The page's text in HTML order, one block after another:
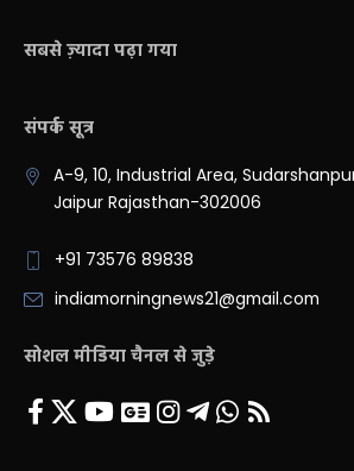
सबसे ज़्यादा पढ़ा गया
संपर्क सूत्र
A-9, 10, Industrial Area,
Jaipur Rajasthan-302006
+91 73576 89838
indiamorningnews21@gmail.com
सोशल मीडिया चैनल से जुड़े